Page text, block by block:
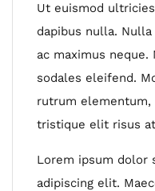
Ut euismod
dapibus nulla.
ac maximus
sodales eleifend.
rutrum
tristique elit risus
Lorem ipsum dolor
adipiscing elit.